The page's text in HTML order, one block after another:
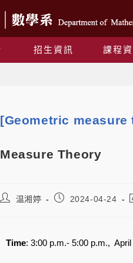
招生資訊 課程資
[Geometric
Measure Theory
温湘婷 2024-04-24
Time: 3:00 p.m.- 5:00 p.m., April